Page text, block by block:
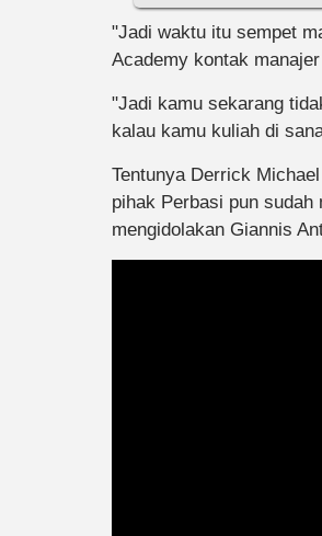
"Jadi waktu itu sempet
Academy kontak
"Jadi kamu sekarang
kalau kamu kuliah di
Tentunya Derrick
pihak Perbasi pun
mengidolakan Giannis